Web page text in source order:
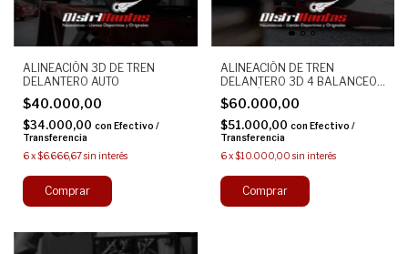
ALINEACIÓN 3D DE TREN
DELANTERO AUTO
$40.000,00
$34.000,00 con Efectivo /
Transferencia
6x$6.666,67sin interés
ALINEACIÓN DE TREN
DELANTERO 3D 4 BALANCEOS
REVISIÓN AUTO
$60.000,00
$51.000,00 con Efectivo /
Transferencia
6 x$10.000,00 sin interés